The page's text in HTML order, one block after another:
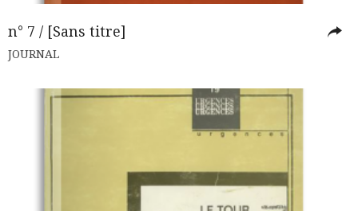
n° 7 / [Sans titre]
JOURNAL